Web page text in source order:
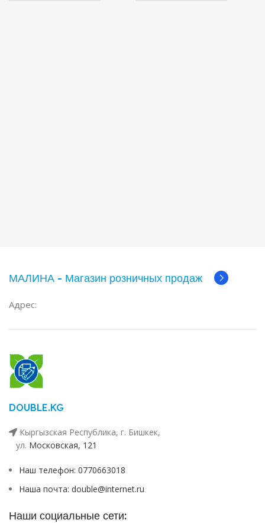
МАЛИНА - Магазин розничных продаж
Адрес:
DOUBLE.KG
Кыргызская Республика, г. Бишкек,
ул. ​ Московская, 121
Наш телефон: 0770663018
Наша почта: double@internet.ru
Наши социальные сети: